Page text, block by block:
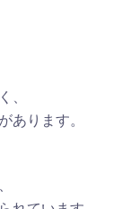
、
あります。